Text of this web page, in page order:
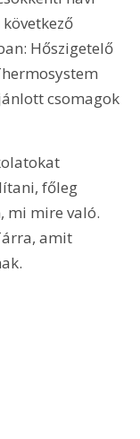
Hőszigetelő
csomagok
főleg
mi mire való.
amit